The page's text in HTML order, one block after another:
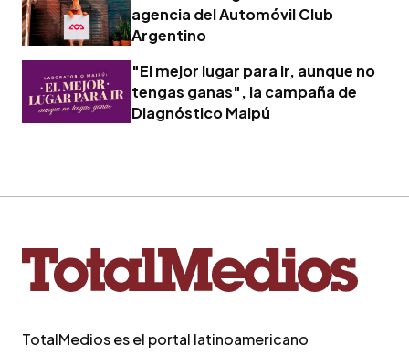
agencia del Automóvil Club
Argentino
"El mejor lugar para ir, aunque no
tengas ganas", la campaña de
Diagnóstico Maipú
TotalMedios es el portal latinoamericano